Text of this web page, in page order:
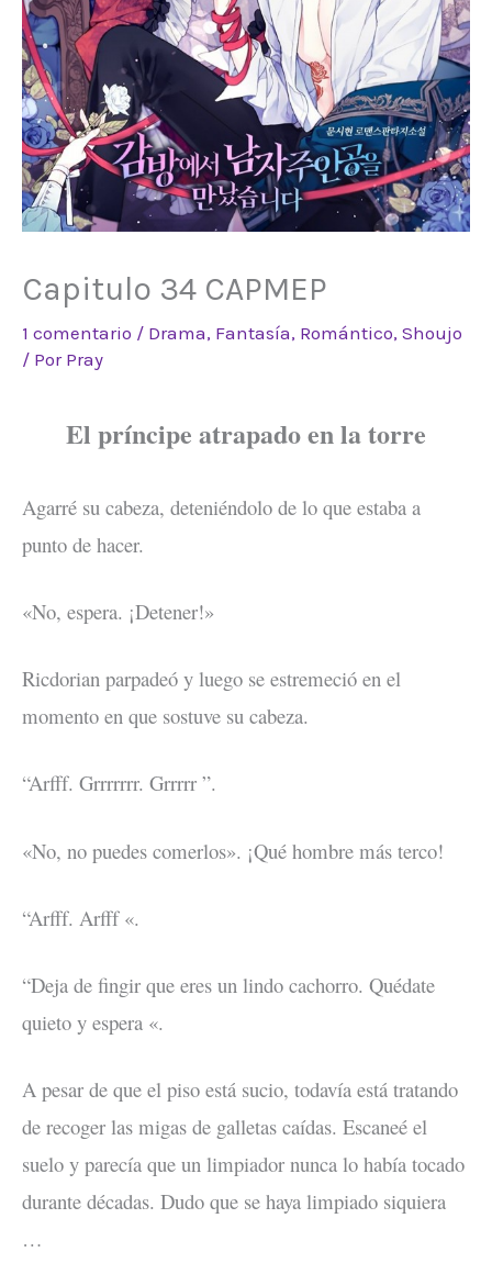
Capitulo 34 CAPMEP
1 comentario / Drama, Fantasía, Romántico, Shoujo
/ Por Pray
El príncipe atrapado en la torre
Agarré su cabeza, deteniéndolo de lo que estaba a
punto de hacer.
«No, espera. ¡Detener!»
Ricdorian parpadeó y luego se estremeció en el
momento en que sostuve su cabeza.
“Arfff. Grrrrrrr. Grrrrr ”.
«No, no puedes comerlos». ¡Qué hombre más terco!
“Arfff. Arfff «.
“Deja de fingir que eres un lindo cachorro. Quédate
quieto y espera «.
A pesar de que el piso está sucio, todavía está tratando
de recoger las migas de galletas caídas. Escaneé el
suelo y parecía que un limpiador nunca lo había tocado
durante décadas. Dudo que se haya limpiado siquiera
…